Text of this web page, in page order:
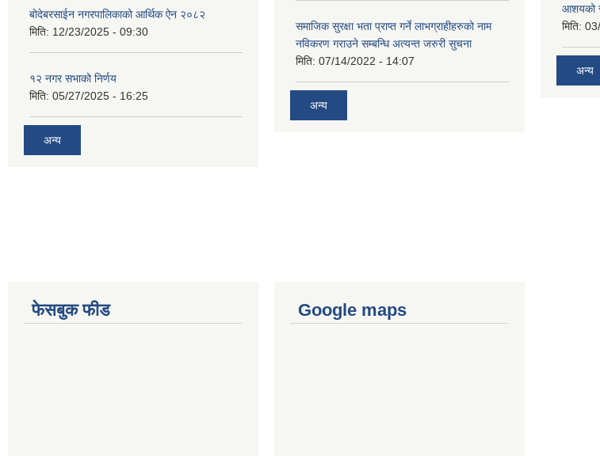
बोदेबरसाईन नगरपालिकाको आर्थिक ऐन २०८२
मिति: 12/23/2025 - 09:30
१२ नगर सभाको निर्णय
मिति: 05/27/2025 - 16:25
अन्य
समाजिक सुरक्षा भता प्राप्त गर्ने लाभग्राहीहरुको नाम
नविकरण गराउने सम्बन्धि अत्यन्त जरुरी सुचना
मिति: 07/14/2022 - 14:07
अन्य
आशयको
मिति:
अन्य
फेसबुक फीड Google maps